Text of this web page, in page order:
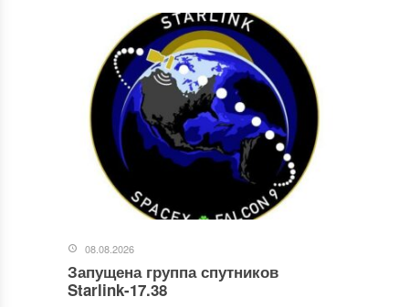
08.08.2026
Запущена группа спутников
Starlink-17.38